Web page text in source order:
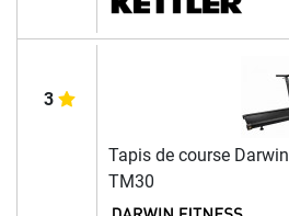
3
Tapis de course Darwin
TM30